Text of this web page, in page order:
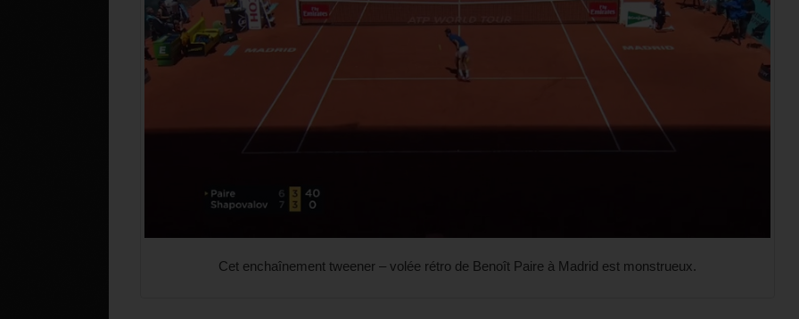
Cet enchaînement tweener – volée rétro de Benoît Paire à Madrid est monstrueux.